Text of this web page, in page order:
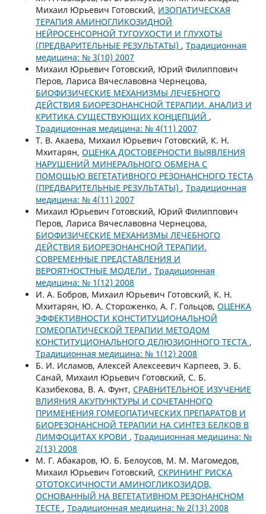
Михаил Юрьевич Готовский, ИЗОПАТИЧЕСКАЯ
ТЕРАПИЯ АМИНОГЛИКОЗИДНОЙ
НЕЙРОСЕНСОРНОЙ ТУГОУХОСТИ И ГЛУХОТЫ
(ПРЕДВАРИТЕЛЬНЫЕ РЕЗУЛЬТАТЫ) , Традиционная
медицина: № 3(10) 2007
Михаил Юрьевич Готовский, Юрий Филиппович
Перов, Лариса Вячеславовна Чернецова,
БИОФИЗИЧЕСКИЕ МЕХАНИЗМЫ ЛЕЧЕБНОГО
ДЕЙСТВИЯ БИОРЕЗОНАНСНОЙ ТЕРАПИИ. АНАЛИЗ И
КРИТИКА СУЩЕСТВУЮЩИХ КОНЦЕПЦИЙ ,
Традиционная медицина: № 4(11) 2007
Т. В. Акаева, Михаил Юрьевич Готовский, К. Н.
Мхитарян, ОЦЕНКА ДОСТОВЕРНОСТИ ВЫЯВЛЕНИЯ
НАРУШЕНИЙ МИНЕРАЛЬНОГО ОБМЕНА С
ПОМОЩЬЮ ВЕГЕТАТИВНОГО РЕЗОНАНСНОГО ТЕСТА
(ПРЕДВАРИТЕЛЬНЫЕ РЕЗУЛЬТАТЫ) , Традиционная
медицина: № 4(11) 2007
Михаил Юрьевич Готовский, Юрий Филиппович
Перов, Лариса Вячеславовна Чернецова,
БИОФИЗИЧЕСКИЕ МЕХАНИЗМЫ ЛЕЧЕБНОГО
ДЕЙСТВИЯ БИОРЕЗОНАНСНОЙ ТЕРАПИИ.
СОВРЕМЕННЫЕ ПРЕДСТАВЛЕНИЯ И
ВЕРОЯТНОСТНЫЕ МОДЕЛИ , Традиционная
медицина: № 1(12) 2008
И. А. Бобров, Михаил Юрьевич Готовский, К. Н.
Мхитарян, Ю. А. Стороженко, А. Г. Гольцов, ОЦЕНКА
ЭФФЕКТИВНОСТИ КОНСТИТУЦИОНАЛЬНОЙ
ГОМЕОПАТИЧЕСКОЙ ТЕРАПИИ МЕТОДОМ
КОНСТИТУЦИОНАЛЬНОГО ДЕЛЮЗИОННОГО ТЕСТА ,
Традиционная медицина: № 1(12) 2008
Б. И. Исламов, Алексей Алексеевич Карпеев, Э. Б.
Санай, Михаил Юрьевич Готовский, С. Б.
Казибекова, В. А. Фунт, СРАВНИТЕЛЬНОЕ ИЗУЧЕНИЕ
ВЛИЯНИЯ АКУПУНКТУРЫ И СОЧЕТАННОГО
ПРИМЕНЕНИЯ ГОМЕОПАТИЧЕСКИХ ПРЕПАРАТОВ И
БИОРЕЗОНАНСНОЙ ТЕРАПИИ НА СИНТЕЗ БЕЛКОВ В
ЛИМФОЦИТАХ КРОВИ , Традиционная медицина: №
2(13) 2008
М. Г. Абакаров, Ю. Б. Белоусов, М. М. Магомедов,
Михаил Юрьевич Готовский, СКРИНИНГ РИСКА
ОТОТОКСИЧНОСТИ АМИНОГЛИКОЗИДОВ,
ОСНОВАННЫЙ НА ВЕГЕТАТИВНОМ РЕЗОНАНСНОМ
ТЕСТЕ , Традиционная медицина: № 2(13) 2008